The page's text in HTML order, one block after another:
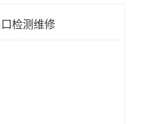
检测维修